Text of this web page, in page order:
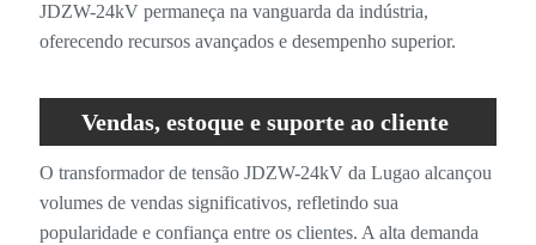
JDZW-24kV permaneça na vanguarda da indústria,
oferecendo recursos avançados e desempenho superior.
Vendas, estoque e suporte ao cliente
para o transformador de tensão JDZW-
24kV
O transformador de tensão JDZW-24kV da Lugao alcançou
volumes de vendas significativos, refletindo sua
popularidade e confiança entre os clientes. A alta demanda